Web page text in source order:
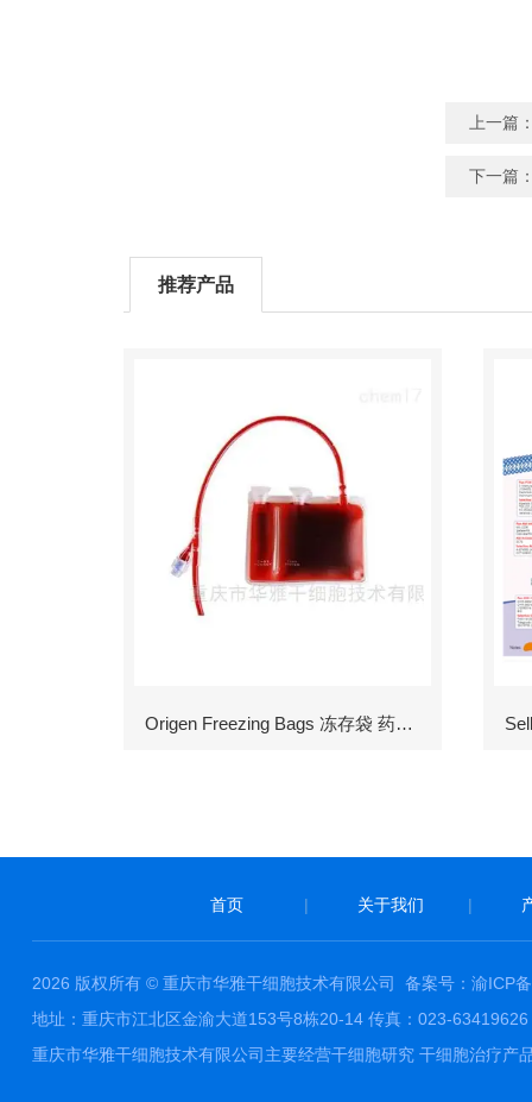
上一篇
下一篇
推荐产品
Origen Freezing Bags 冻存袋 药包材
首页 | 关于我们 |
2026 版权所有 © 重庆市华雅干细胞技术有限公司 备案号：渝ICP
地址：重庆市江北区金渝大道153号8栋20-14 传真：023-
重庆市华雅干细胞技术有限公司主要经营干细胞研究 干细胞治疗产